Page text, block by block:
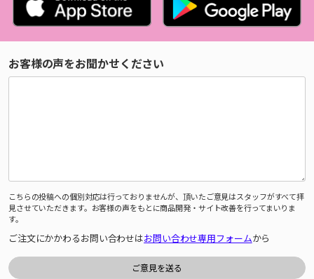
お客様の声をお聞かせください
こちらの投稿への個別対応は行っておりませんが、頂いたご意見はスタッフがすべて拝
見させていただきます。お客様の声をもとに商品開発・サイト改善を行ってまいりま
す。
ご注文にかかわるお問い合わせはお問い合わせ専用フォームから